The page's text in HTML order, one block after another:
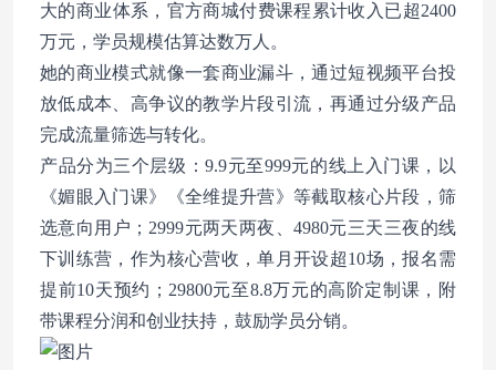
大的商业体系，官方商城付费课程累计收入已超2400
万元，学员规模估算达数万人。
她的商业模式就像一套商业漏斗，通过短视频平台投
放低成本、高争议的教学片段引流，再通过分级产品
完成流量筛选与转化。
产品分为三个层级：9.9元至999元的线上入门课，以
《媚眼入门课》《全维提升营》等截取核心片段，筛
选意向用户；2999元两天两夜、4980元三天三夜的线
下训练营，作为核心营收，单月开设超10场，报名需
提前10天预约；29800元至8.8万元的高阶定制课，附
带课程分润和创业扶持，鼓励学员分销。